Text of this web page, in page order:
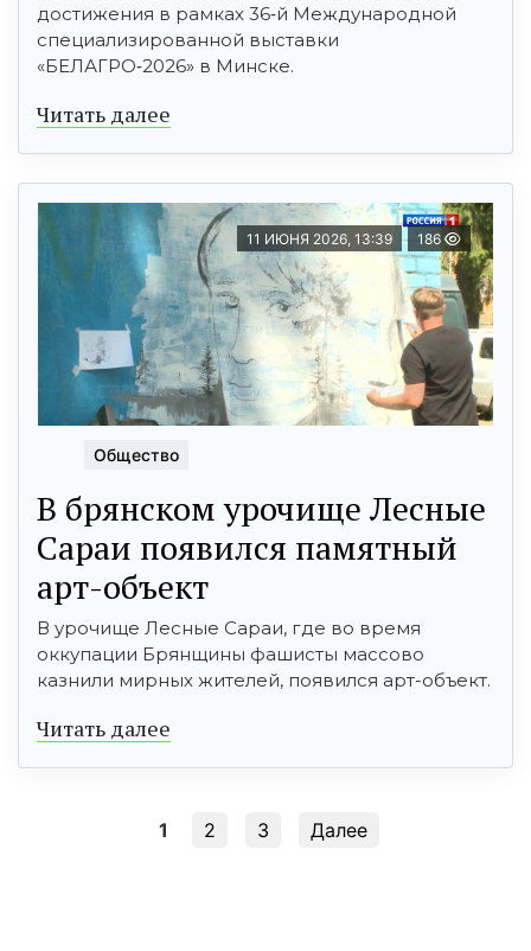
достижения в рамках 36‑й Международной
специализированной выставки
«БЕЛАГРО‑2026» в Минске.
Читать далее
11 ИЮНЯ 2026, 13:39 186
Общество
В брянском урочище Лесные
Сараи появился памятный
арт-объект
В урочище Лесные Сараи, где во время
оккупации Брянщины фашисты массово
казнили мирных жителей, появился арт-объект.
Читать далее
1 2 3 Далее